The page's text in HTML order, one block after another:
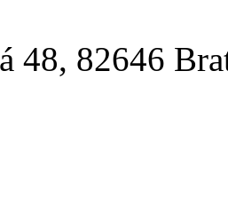
48, 82646